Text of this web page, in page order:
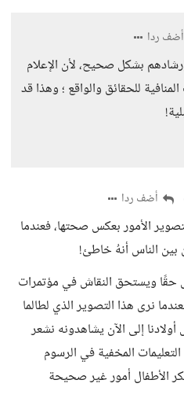
أضف ردا
بشكل صحيح، لأن الإعلام
للحقائق والواقع ؛ وهذا قد
أضف ردا
الأمور بعكس صحتها، فعندما
الناس أنهُ خاطئ!
ويستحق النقاش في مؤتمرات
نرى هذا التصوير الذي لطالما
إلى الآن يشاهدونه نشعر
المخفية في الرسوم
الأطفال أمور غير صحيحة